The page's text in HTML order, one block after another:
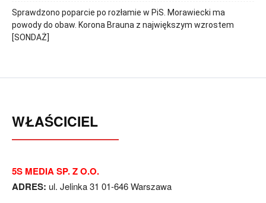
Sprawdzono poparcie po rozłamie w PiS. Morawiecki ma
powody do obaw. Korona Brauna z największym wzrostem
[SONDAŻ]
WŁAŚCICIEL
5S MEDIA SP. Z O.O.
ADRES: ul. Jelinka 31 01-646 Warszawa